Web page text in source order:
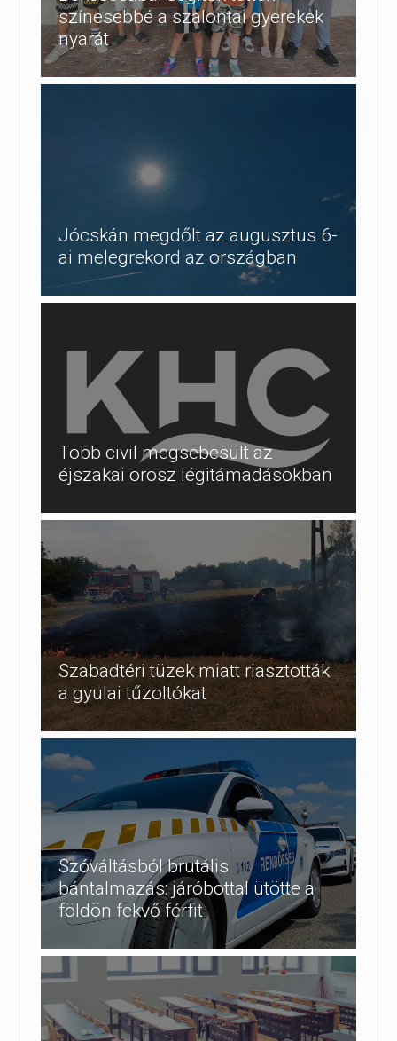
színesebbé a szalontai gyerekek
nyarát
Jócskán megdőlt az augusztus 6-
ai melegrekord az országban
Több civil megsebesült az
éjszakai orosz légitámadásokban
Szabadtéri tüzek miatt riasztották
a gyulai tűzoltókat
Szóváltásból brutális
bántalmazás: járóbottal ütötte a
földön fekvő férfit